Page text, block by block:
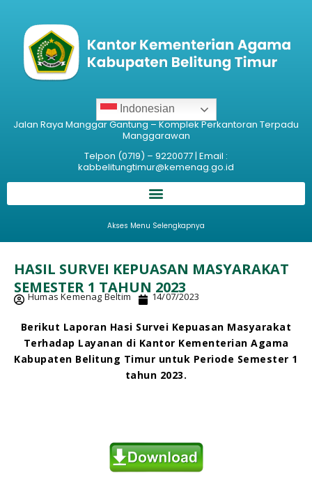
Jalan Raya Manggar Gantung – Komplek Perkantoran Terpadu
Manggarawan
Telpon (0719) – 9220077 | Email :
kabbelitungtimur@kemenag.go.id
Indonesian
Akses Menu Selengkapnya
HASIL SURVEI KEPUASAN MASYARAKAT
SEMESTER 1 TAHUN 2023
Humas Kemenag Beltim 14/07/2023
Berikut Laporan Hasi Survei Kepuasan Masyarakat
Terhadap Layanan di Kantor Kementerian Agama
Kabupaten Belitung Timur untuk Periode Semester 1
tahun 2023.